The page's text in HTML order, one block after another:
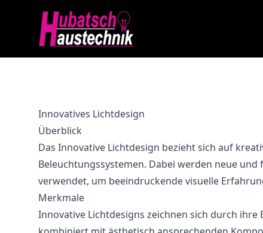
Innovatives Lichtdesign
Überblick
Das Innovative Lichtdesign bezieht sich auf
Beleuchtungssystemen. Dabei werden neue
verwendet, um beeindruckende visuelle
Merkmale
Innovative Lichtdesigns zeichnen sich durch